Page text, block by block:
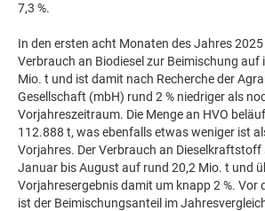
7,3 %.
In den ersten acht Monaten des Jahres
Verbrauch an Biodiesel zur Beimischung auf
Mio. t und ist damit nach Recherche der
Gesellschaft (mbH) rund 2 % niedriger als
Vorjahreszeitraum. Die Menge an HVO
112.888 t, was ebenfalls etwas weniger ist
Vorjahres. Der Verbrauch an
Januar bis August auf rund 20,2 Mio. t und
Vorjahresergebnis damit um knapp 2 %. Vor
ist der Beimischungsanteil im